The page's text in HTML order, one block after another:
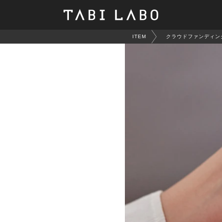
ITEM クラウドファンディン